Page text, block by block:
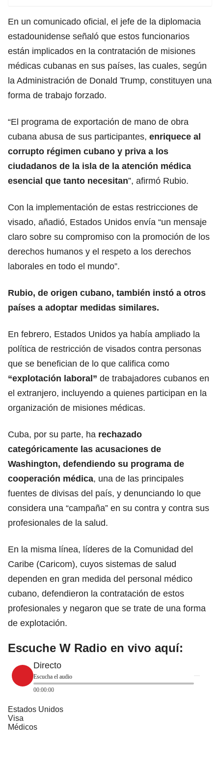
En un comunicado oficial, el jefe de la diplomacia
estadounidense señaló que estos funcionarios
están implicados en la contratación de misiones
médicas cubanas en sus países, las cuales, según
la Administración de Donald Trump, constituyen una
forma de trabajo forzado.
“El programa de exportación de mano de obra
cubana abusa de sus participantes, enriquece al
corrupto régimen cubano y priva a los
ciudadanos de la isla de la atención médica
esencial que tanto necesitan”, afirmó Rubio.
Con la implementación de estas restricciones de
visado, añadió, Estados Unidos envía “un mensaje
claro sobre su compromiso con la promoción de los
derechos humanos y el respeto a los derechos
laborales en todo el mundo”.
Rubio, de origen cubano, también instó a otros
países a adoptar medidas similares.
En febrero, Estados Unidos ya había ampliado la
política de restricción de visados contra personas
que se benefician de lo que califica como
“explotación laboral” de trabajadores cubanos en
el extranjero, incluyendo a quienes participan en la
organización de misiones médicas.
Cuba, por su parte, ha rechazado
categóricamente las acusaciones de
Washington, defendiendo su programa de
cooperación médica, una de las principales
fuentes de divisas del país, y denunciando lo que
considera una “campaña” en su contra y contra sus
profesionales de la salud.
En la misma línea, líderes de la Comunidad del
Caribe (Caricom), cuyos sistemas de salud
dependen en gran medida del personal médico
cubano, defendieron la contratación de estos
profesionales y negaron que se trate de una forma
de explotación.
Escuche W Radio en vivo aquí:
Directo
Escucha el audio
00:00:00
Estados Unidos
Visa
Médicos